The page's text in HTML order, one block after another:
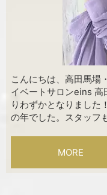
こんにちは、高田馬場
イベートサロンeins 高
りわずかとなりました
の年でした。スタッフ
MORE